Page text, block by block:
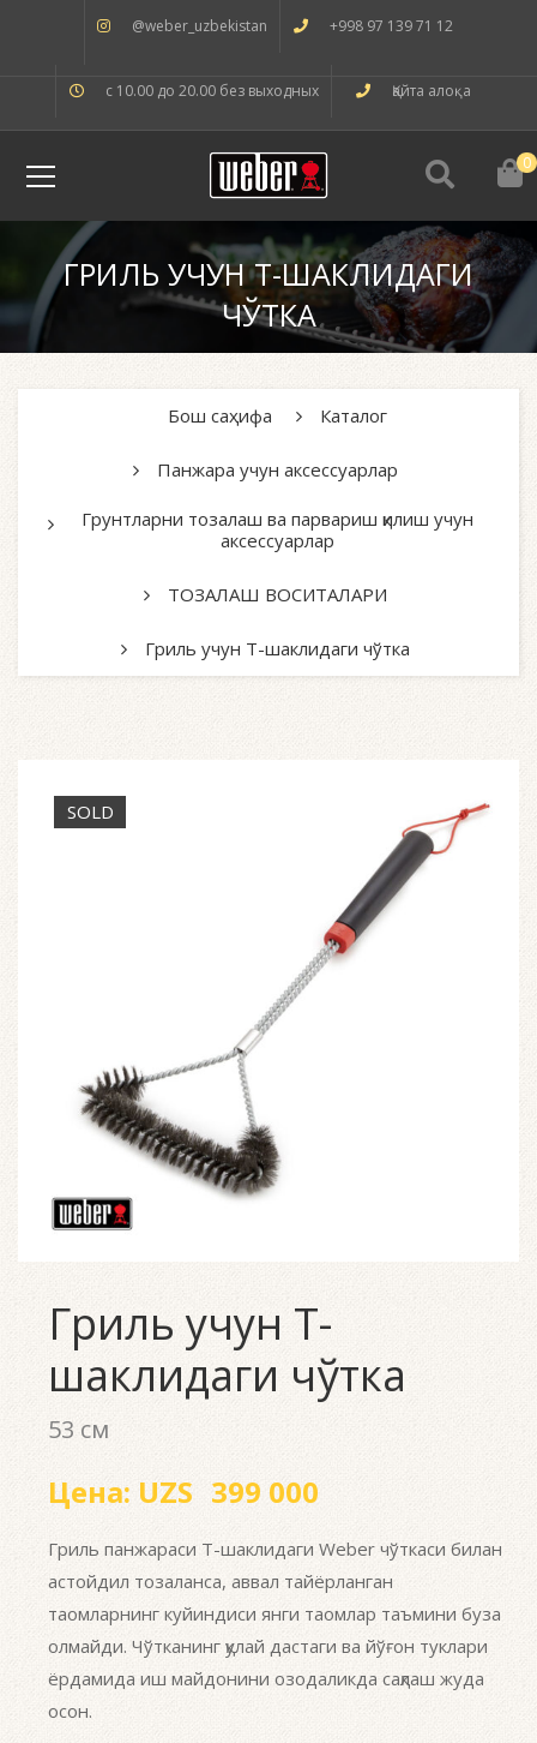
@weber_uzbekistan +998 97 139 71 12
с 10.00 до 20.00 без выходных Қайта алоқа
0
ГРИЛЬ УЧУН T-ШАКЛИДАГИ
ЧЎТКА
Бош саҳифа Каталог
Панжара учун аксессуарлар
Грунтларни тозалаш ва парвариш қилиш учун
аксессуарлар
ТОЗАЛАШ ВОСИТАЛАРИ
Гриль учун T-шаклидаги чўтка
SOLD
Гриль учун T-
шаклидаги чўтка
53 см
Цена: UZS 399 000
Гриль панжараси Т-шаклидаги Weber чўткаси билан
астойдил тозаланса, аввал тайёрланган
таомларнинг куйиндиси янги таомлар таъмини буза
олмайди. Чўтканинг қулай дастаги ва йўғон туклари
ёрдамида иш майдонини озодаликда сақлаш жуда
осон.